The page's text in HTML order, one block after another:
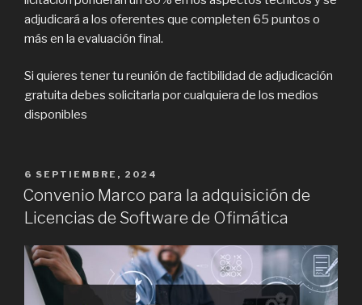
adjudicará a los oferentes que completen 65 puntos o
más en la evaluación final.
Si quieres tener tu reunión de factibilidad de adjudicación
gratuita debes solicitarla por cualquiera de los medios
disponibles
PUBLICADO
EN
6 SEPTIEMBRE, 2024
Convenio Marco para la adquisición de
Licencias de Software de Ofimática